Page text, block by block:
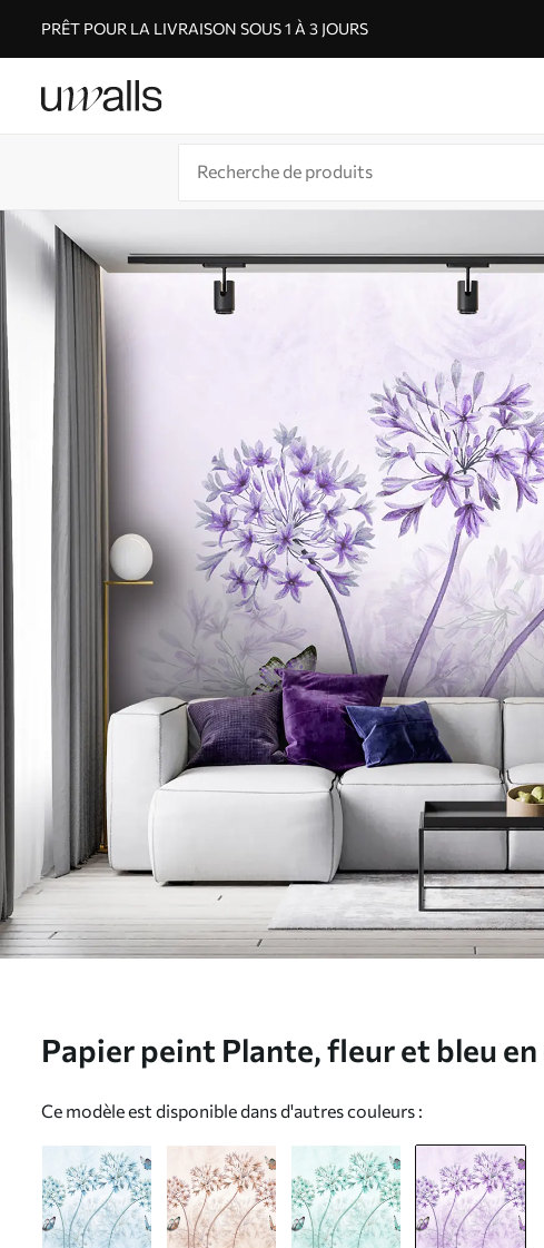
PRÊT POUR LA LIVRAISON SOUS 1 À 3 JOURS
Papier peint Plante, fleur et bleu en
Ce modèle est disponible dans d'autres couleurs :